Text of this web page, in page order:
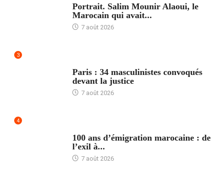
Portrait. Salim Mounir Alaoui, le
Marocain qui avait...
7 août 2026
3
Paris : 34 masculinistes convoqués
devant la justice
7 août 2026
4
100 ans d’émigration marocaine : de
l’exil à...
7 août 2026